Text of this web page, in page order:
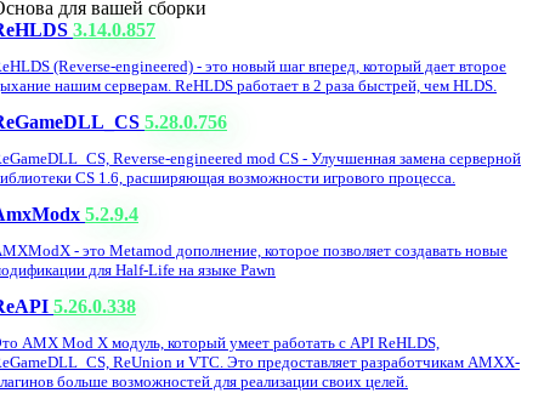
для вашей сборки
3.14.0.857
(Reverse-engineered) - это новый шаг вперед, который дает второе
нашим серверам. ReHLDS работает в 2 раза быстрей, чем HLDS.
5.28.0.756
Reverse-engineered mod CS - Улучшенная замена серверной
CS 1.6, расширяющая возможности игрового процесса.
5.2.9.4
- это Metamod дополнение, которое позволяет создавать новые
для Half-Life на языке Pawn
5.26.0.338
AMX Mod X модуль, который умеет работать с API ReHLDS,
ReUnion и VTC. Это предоставляет разработчикам AMXX-
больше возможностей для реализации своих целей.